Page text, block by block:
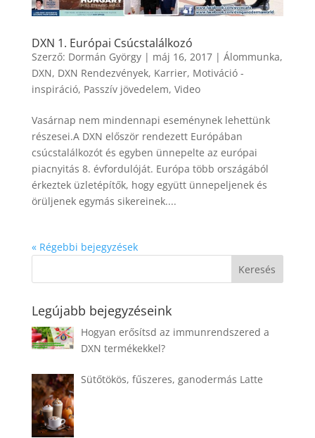
DXN 1. Európai Csúcstalálkozó
Szerző: Dormán György| máj 16, 2017| Álommunka,
DXN, DXN Rendezvények, Karrier, Motiváció -
inspiráció, Passzív jövedelem, Video
Vasárnap nem mindennapi eseménynek lehettünk
részesei.A DXN először rendezett Európában
csúcstalálkozót és egyben ünnepelte az európai
piacnyitás 8. évfordulóját. Európa több országából
érkeztek üzletépítők, hogy együtt ünnepeljenek és
örüljenek egymás sikereinek....
« Régebbi bejegyzések
Legújabb bejegyzéseink
Hogyan erősítsd az immunrendszered a
DXN termékekkel?
Sütőtökös, fűszeres, ganodermás Latte